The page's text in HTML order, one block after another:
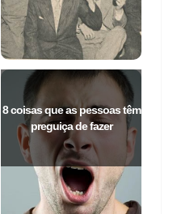
8 coisas que as pessoas têm
preguiça de fazer